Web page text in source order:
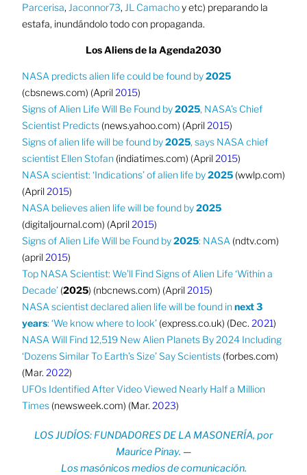
Parcerisa, Jaconnor73, JL Camachoy etc) preparando la
estafa, inundándolo todo con propaganda.
Los Aliens de la Agenda2030
NASA predicts alien life could be found by2025
(cbsnews.com) (April 2015)
Signs of Alien Life Will Be Found by2025, NASA’s Chief
Scientist Predicts (news.yahoo.com) (April 2015)
Signs of alien life will be found by2025, says NASA chief
scientist Ellen Stofan (indiatimes.com) (April 2015)
NASA scientist: ‘Indications’ of alien life by2025 (wwlp.com)
(April 2015)
NASA believes alien life will be found by2025
(digitaljournal.com) (April 2015)
Signs of Alien Life Will be Found by2025: NASA (ndtv.com)
(april 2015)
Top NASA Scientist: We’ll Find Signs of Alien Life ‘Within a
Decade’ (2025) (nbcnews.com) (April 2015)
NASA scientist declared alien life will be found in next 3
years: ‘We know where to look’(express.co.uk) (Dec. 2021)
NASA Will Find 12,519 New Alien Planets By 2024 Including
‘Dozens Similar To Earth’s Size’ Say Scientists (forbes.com)
(Mar. 2022)
UFOs Identified After Video Viewed Nearly Half a Million
Times (newsweek.com) (Mar. 2023)
LOS JUDÍOS: FUNDADORES DE LA MASONERÍA, por
Maurice Pinay. —
Los masónicos medios de comunicación.